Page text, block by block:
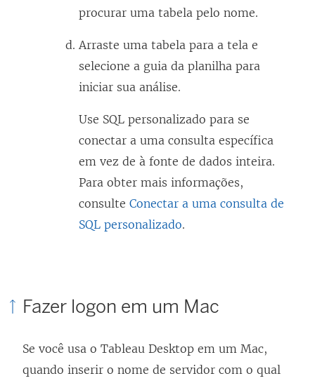
procurar uma tabela pelo nome.
Arraste uma tabela para a tela e
selecione a guia da planilha para
iniciar sua análise.
Use SQL personalizado para se
conectar a uma consulta específica
em vez de à fonte de dados inteira.
Para obter mais informações,
consulte Conectar a uma consulta de
SQL personalizado.
Fazer logon em um Mac
Se você usa o Tableau Desktop em um Mac,
quando inserir o nome de servidor com o qual